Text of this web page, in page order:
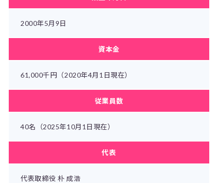
2000年5月9日
資本金
61,000千円（2020年4月1日現在）
従業員数
40名（2025年10月1日現在）
代表
代表取締役 朴 成浩